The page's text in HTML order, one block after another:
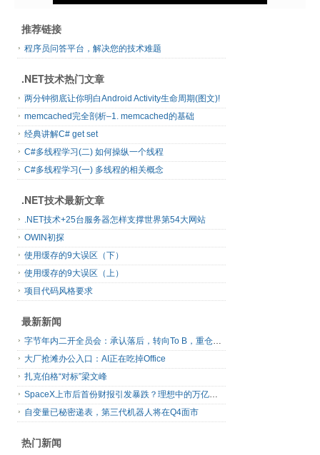
推荐链接
程序员问答平台，解决您的技术难题
.NET技术热门文章
两分钟彻底让你明白Android Activity生命周期(图文)!
memcached完全剖析–1. memcached的基础
经典讲解C# get set
C#多线程学习(二) 如何操纵一个线程
C#多线程学习(一) 多线程的相关概念
.NET技术最新文章
.NET技术+25台服务器怎样支撑世界第54大网站
OWIN初探
使用缓存的9大误区（下）
使用缓存的9大误区（上）
项目代码风格要求
最新新闻
字节年内二开全员会：承认落后，转向To B，重仓年轻人
大厂抢滩办公入口：AI正在吃掉Office
扎克伯格“对标”梁文峰
SpaceX上市后首份财报引发暴跌？理想中的万亿营收太空AI公司，正在靠地面AI云挣钱
自变量已秘密递表，第三代机器人将在Q4面市
热门新闻